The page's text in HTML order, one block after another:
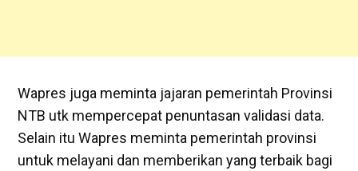
Wapres juga meminta jajaran pemerintah Provinsi
NTB utk mempercepat penuntasan validasi data.
Selain itu Wapres meminta pemerintah provinsi
untuk melayani dan memberikan yang terbaik bagi